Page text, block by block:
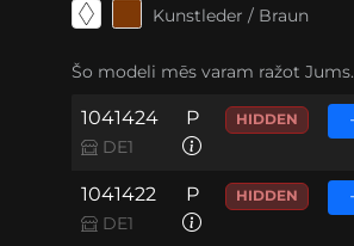
Kunstleder / Braun
Šo modeli mēs varam ražot Jums.
1041424
DE1
P HIDDEN
1041422
DE1
P HIDDEN